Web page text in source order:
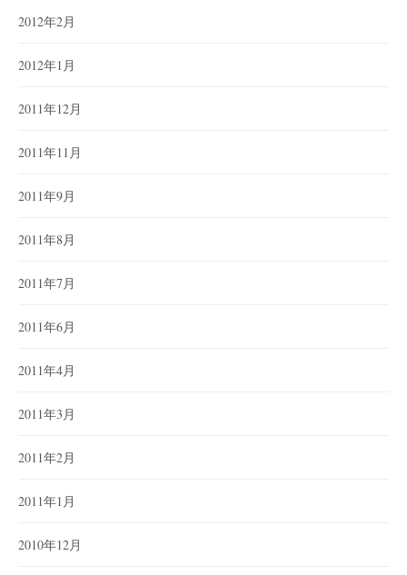
2012年2月
2012年1月
2011年12月
2011年11月
2011年9月
2011年8月
2011年7月
2011年6月
2011年4月
2011年3月
2011年2月
2011年1月
2010年12月